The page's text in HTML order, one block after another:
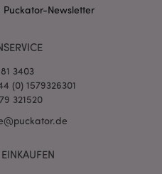
Newsletter
3403
(0) 1579326301
321520